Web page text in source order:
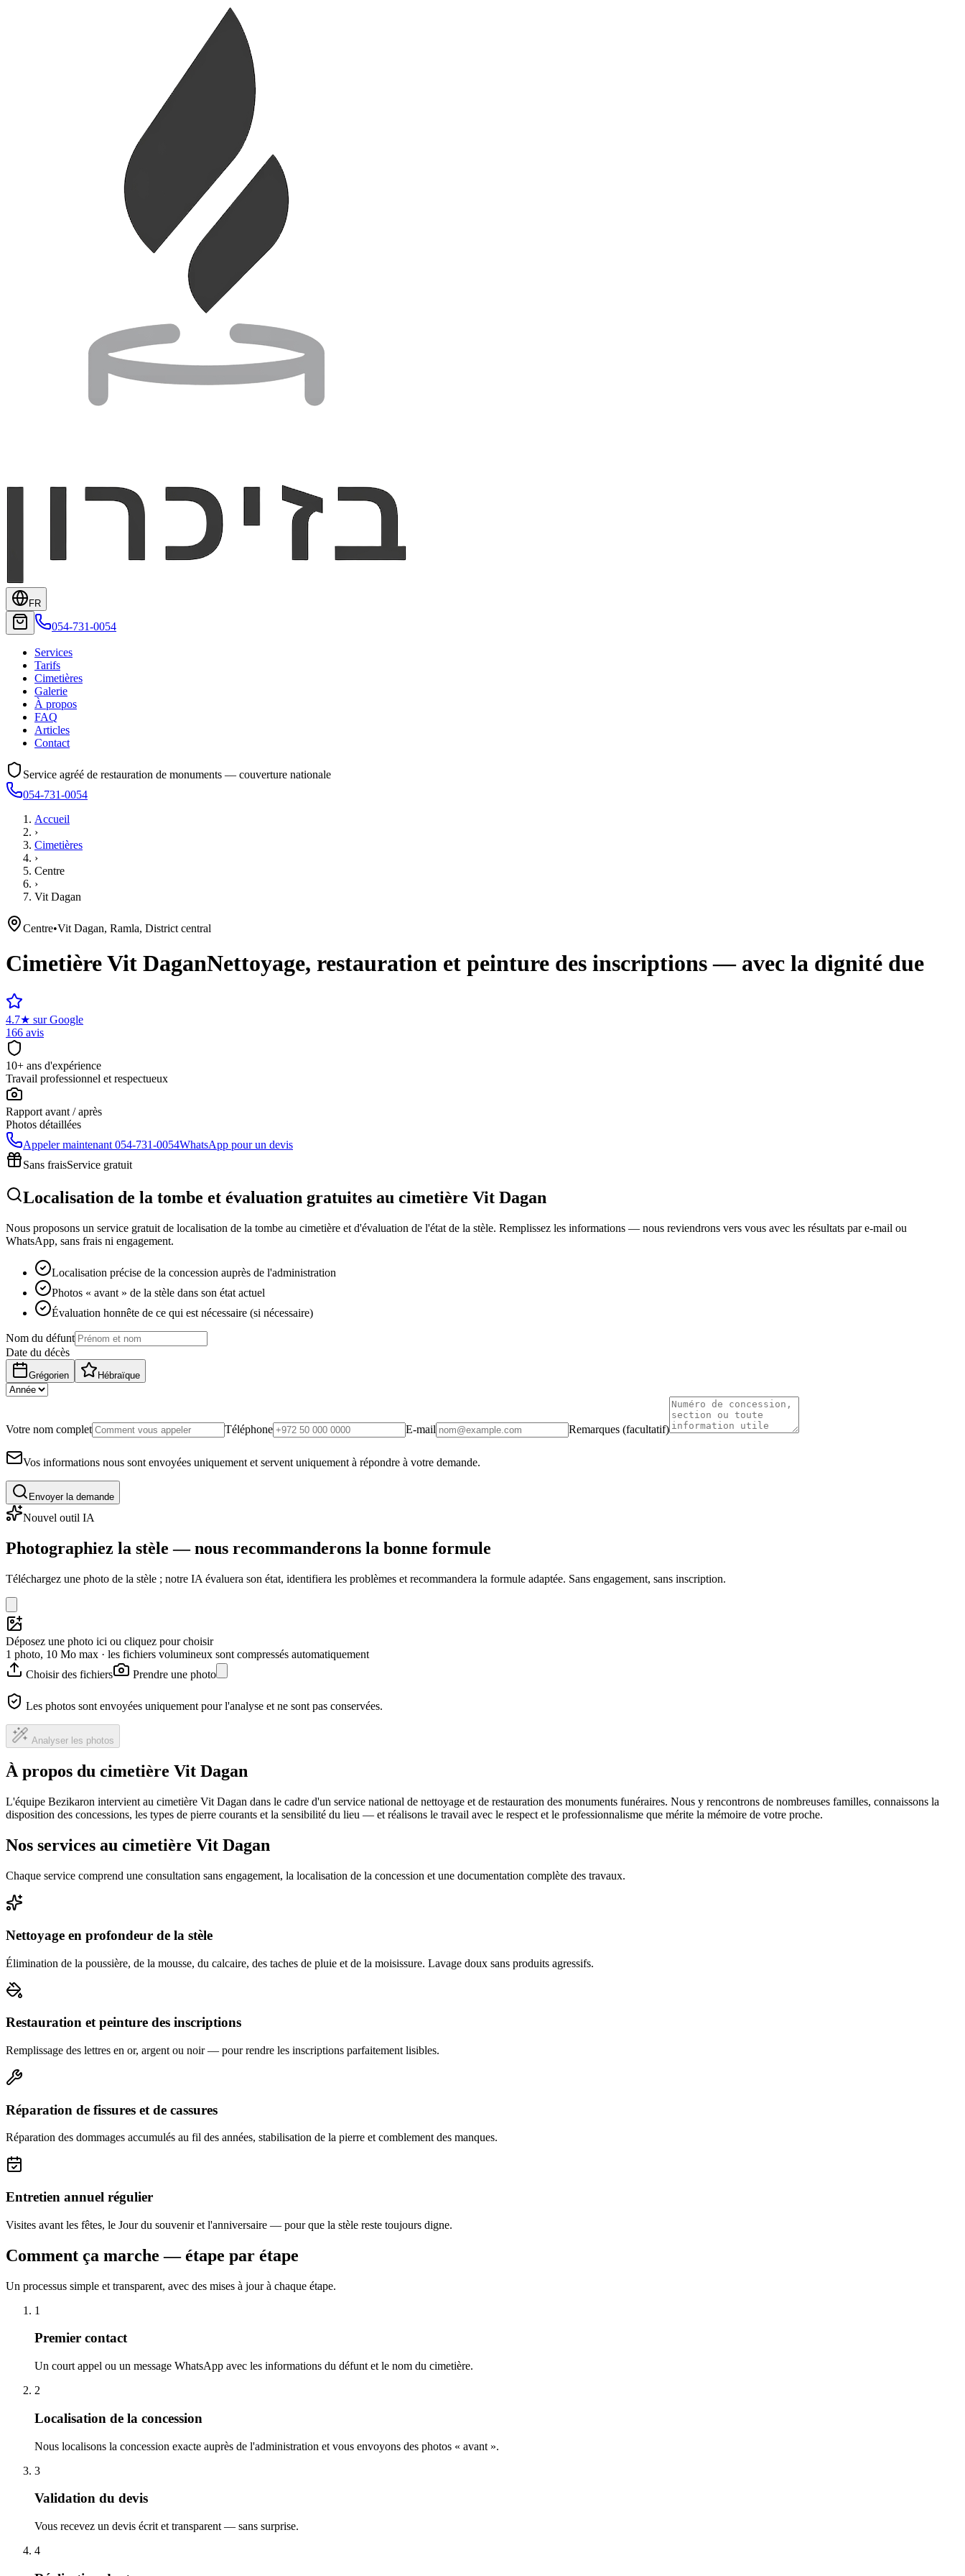
FR
054-731-0054
Services
Tarifs
Cimetières
Galerie
À propos
FAQ
Articles
Contact
Service agréé de restauration de monuments — couverture nationale
054-731-0054
Accueil
›
Cimetières
›
Centre
›
Vit Dagan
Centre•Vit Dagan, Ramla, District central
CimetièreVit DaganNettoyage, restauration et peinture des inscriptions — avec la dignité due
4.7★ sur Google
166 avis
10+ ans d'expérience
Travail professionnel et respectueux
Rapport avant / après
Photos détaillées
Appeler maintenant 054-731-0054WhatsApp pour un devis
Sans fraisService gratuit
Localisation de la tombe et évaluation gratuites au cimetière Vit Dagan
Nous proposons un service gratuit de localisation de la tombe au cimetière et d'évaluation de l'état de la stèle. Remplissez les informations — nous reviendrons vers vous avec les résultats par e-mail ou
WhatsApp, sans frais ni engagement.
Localisation précise de la concession auprès de l'administration
Photos « avant » de la stèle dans son état actuel
Évaluation honnête de ce qui est nécessaire (si nécessaire)
Nom du défunt
Date du décès
Grégorien Hébraïque
Votre nom complet Téléphone E-mail Remarques (facultatif)
Vos informations nous sont envoyées uniquement et servent uniquement à répondre à votre demande.
Envoyer la demande
Nouvel outil IA
Photographiez la stèle — nous recommanderons la bonne formule
Téléchargez une photo de la stèle ; notre IA évaluera son état, identifiera les problèmes et recommandera la formule adaptée. Sans engagement, sans inscription.
Déposez une photo ici ou cliquez pour choisir
1 photo, 10 Mo max · les fichiers volumineux sont compressés automatiquement
Choisir des fichiers
Prendre une photo
Les photos sont envoyées uniquement pour l'analyse et ne sont pas conservées.
Analyser les photos
À propos du cimetière Vit Dagan
L'équipe Bezikaron intervient au cimetière Vit Dagan dans le cadre d'un service national de nettoyage et de restauration des monuments funéraires. Nous y rencontrons de nombreuses familles, connaissons la
disposition des concessions, les types de pierre courants et la sensibilité du lieu — et réalisons le travail avec le respect et le professionnalisme que mérite la mémoire de votre proche.
Nos services au cimetière Vit Dagan
Chaque service comprend une consultation sans engagement, la localisation de la concession et une documentation complète des travaux.
Nettoyage en profondeur de la stèle
Élimination de la poussière, de la mousse, du calcaire, des taches de pluie et de la moisissure. Lavage doux sans produits agressifs.
Restauration et peinture des inscriptions
Remplissage des lettres en or, argent ou noir — pour rendre les inscriptions parfaitement lisibles.
Réparation de fissures et de cassures
Réparation des dommages accumulés au fil des années, stabilisation de la pierre et comblement des manques.
Entretien annuel régulier
Visites avant les fêtes, le Jour du souvenir et l'anniversaire — pour que la stèle reste toujours digne.
Comment ça marche — étape par étape
Un processus simple et transparent, avec des mises à jour à chaque étape.
1
Premier contact
Un court appel ou un message WhatsApp avec les informations du défunt et le nom du cimetière.
2
Localisation de la concession
Nous localisons la concession exacte auprès de l'administration et vous envoyons des photos « avant ».
3
Validation du devis
Vous recevez un devis écrit et transparent — sans surprise.
4